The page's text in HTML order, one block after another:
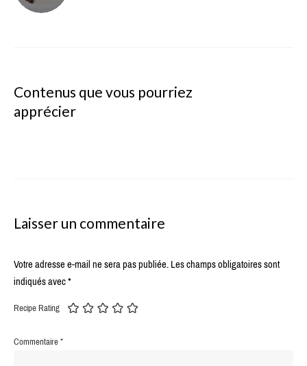
Contenus que vous pourriez
apprécier
Laisser un commentaire
Votre adresse e-mail ne sera pas publiée.Les champs obligatoires sont
indiqués avec*
Recipe Rating
Commentaire*